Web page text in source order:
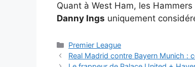
Quant à West Ham, les
Danny Ings uniquement
Catégories
Premier League
Real Madrid contre Bayern Munich :